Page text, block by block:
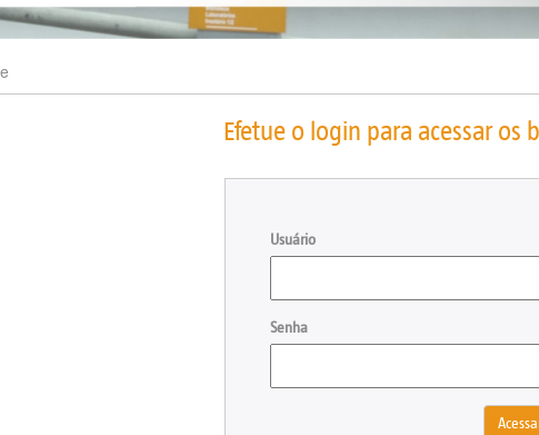
Efetue o login para acessar os
Usuário
Senha